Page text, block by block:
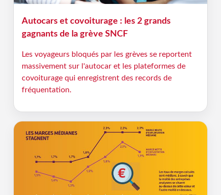
Autocars et covoiturage : les 2 grands
gagnants de la grève SNCF
Les voyageurs bloqués par les grèves se reportent
massivement sur l'autocar et les plateformes de
covoiturage qui enregistrent des records de
fréquentation.